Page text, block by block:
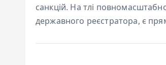
санкцій. На тлі
державного реєстратора, є